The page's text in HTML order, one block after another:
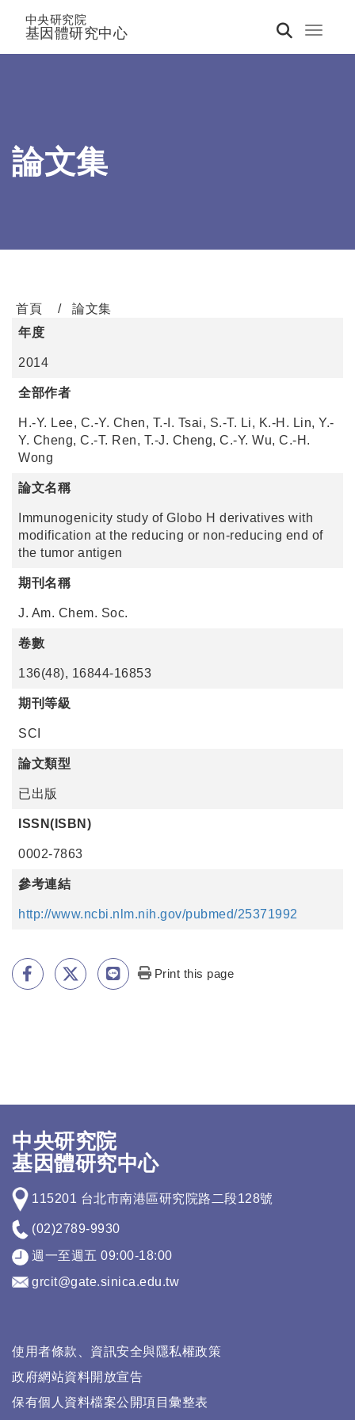
Toggle
中央研究院
基因體研究中心
論文集
首頁
論文集
年度
2014
全部作者
H.-Y. Lee, C.-Y. Chen, T.-I. Tsai, S.-T. Li, K.-H. Lin, Y.-
Y. Cheng, C.-T. Ren, T.-J. Cheng, C.-Y. Wu, C.-H.
Wong
論文名稱
Immunogenicity study of Globo H derivatives with
modification at the reducing or non-reducing end of
the tumor antigen
期刊名稱
J. Am. Chem. Soc.
卷數
136(48), 16844-16853
期刊等級
SCI
論文類型
已出版
ISSN(ISBN)
0002-7863
參考連結
http://www.ncbi.nlm.nih.gov/pubmed/25371992
Print this page
中央研究院
基因體研究中心
115201 台北市南港區研究院路二段128號
(02)2789-9930
週一至週五 09:00-18:00
grcit@gate.sinica.edu.tw
使用者條款、資訊安全與隱私權政策
政府網站資料開放宣告
保有個人資料檔案公開項目彙整表